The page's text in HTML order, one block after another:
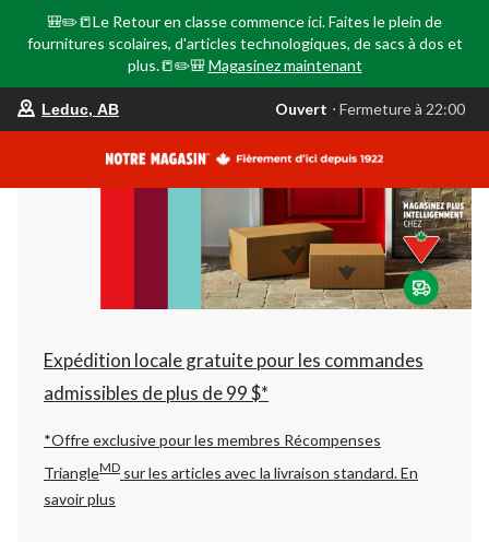
🎒✏️📒Le Retour en classe commence ici. Faites le plein de
fournitures scolaires, d'articles technologiques, de sacs à dos et
plus.📒✏️🎒 Magasinez maintenant
votre
est
AB,
Ouvert,
Fermeture
à
22:00
changer
Leduc, AB Ouvert ⋅ Fermeture à 22:00
Expédition locale gratuite pour les commandes
admissibles de plus de 99 $*
*Offre exclusive pour les membres Récompenses
TriangleMD sur les articles avec la livraison standard.En
savoir plus